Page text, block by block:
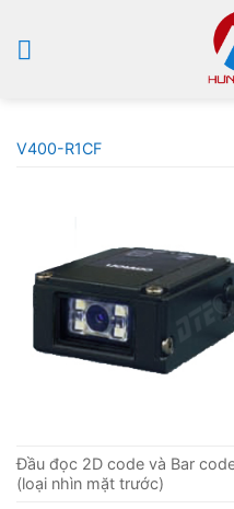
qua
nội
V400-R1CF
Đầu đọc 2D code và Bar
(loại nhìn mặt trước)